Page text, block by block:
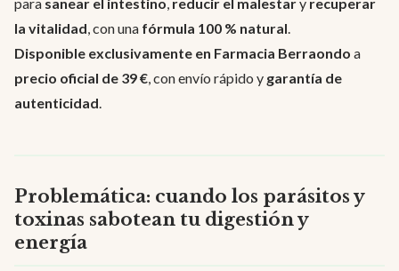
la vitalidad, con una fórmula 100 % natural.
Disponible exclusivamente en Farmacia Berraondo a
precio oficial de 39 €, con envío rápido y garantía de
autenticidad.
Problemática: cuando los parásitos y
toxinas sabotean tu digestión y
energía